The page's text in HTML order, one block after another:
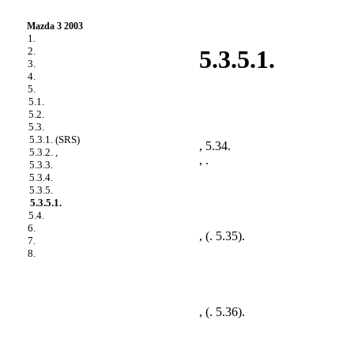
Mazda 3 2003
1.
2.
3.
4.
5.
5.1.
5.2.
5.3.
5.3.1. (SRS)
5.3.2. ,
5.3.3.
5.3.4.
5.3.5.
5.3.5.1.
5.4.
6.
7.
8.
5.3.5.1.
, 5.34.
, .
, (. 5.35).
, (. 5.36).